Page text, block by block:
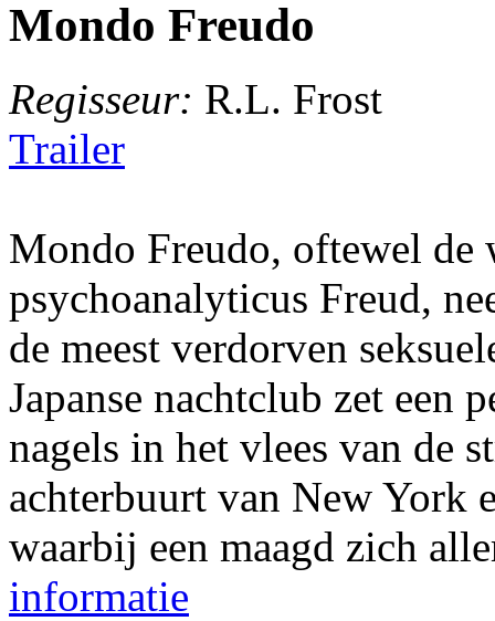
Mondo Freudo
Regisseur: R.L. Frost
Trailer
Mondo Freudo, oftewel de
psychoanalyticus Freud,
de meest verdorven
Japanse nachtclub zet een
nagels in het vlees van de
achterbuurt van New York
waarbij een maagd zich
informatie